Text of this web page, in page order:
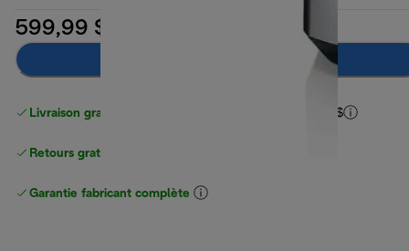
599,99 $
Livraison gratuite pour les commandes de plus de 40 $
Retours gratuits
Garantie fabricant complète